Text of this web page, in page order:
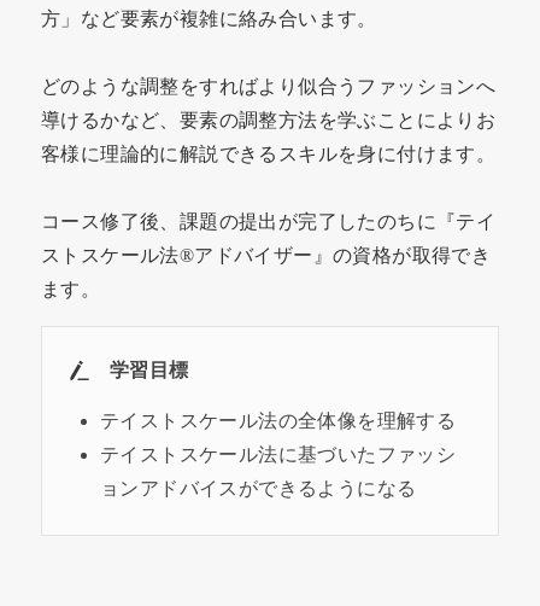
方」など要素が複雑に絡み合います。
どのような調整をすればより似合うファッションへ
導けるかなど、要素の調整方法を学ぶことによりお
客様に理論的に解説できるスキルを身に付けます。
コース修了後、課題の提出が完了したのちに『テイ
ストスケール法®アドバイザー』の資格が取得でき
ます。
学習目標
テイストスケール法の全体像を理解する
テイストスケール法に基づいたファッシ
ョンアドバイスができるようになる